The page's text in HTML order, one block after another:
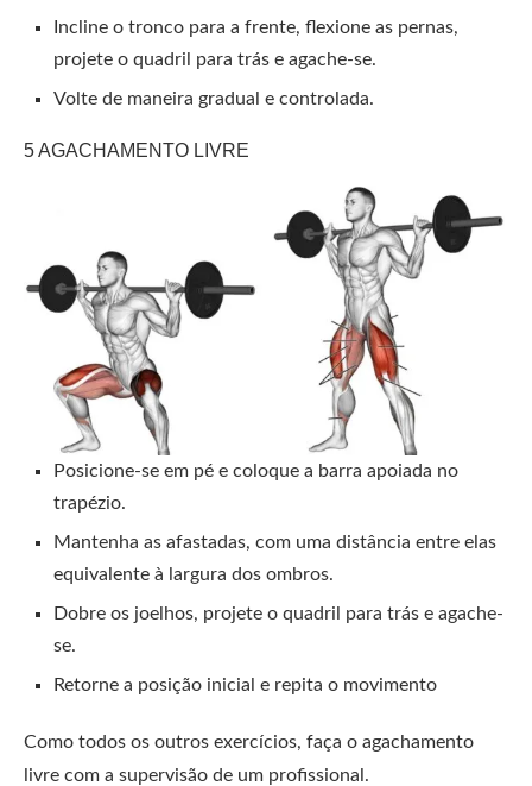
Incline o tronco para a frente, flexione as pernas,
projete o quadril para trás e agache-se.
Volte de maneira gradual e controlada.
5 AGACHAMENTO LIVRE
Posicione-se em pé e coloque a barra apoiada no
trapézio.
Mantenha as afastadas, com uma distância entre elas
equivalente à largura dos ombros.
Dobre os joelhos, projete o quadril para trás e agache-
se.
Retorne a posição inicial e repita o movimento
Como todos os outros exercícios, faça o agachamento
livre com a supervisão de um profissional.